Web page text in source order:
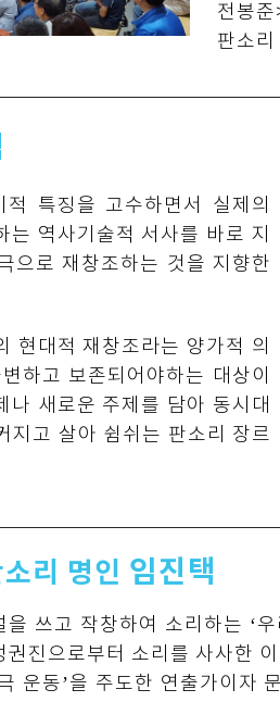
전봉
판소
특징을 고수하면서 실제의
역사기술적 서사를 바로 지
으로 재창조하는 것을 지향한
현대적 재창조라는 양가적 의
하고 보존되어야하는 대상이
나 새로운 주제를 담아 동시대
지고 살아 쉼쉬는 판소리 장르
리 명인 임진택
을 쓰고 작창하여 소리하는 ‘
권진으로부터 소리를 사사한
운동’을 주도한 연출가이자